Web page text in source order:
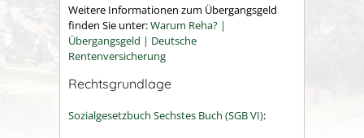
Weitere Informationen zum Übergangsgeld
finden Sie unter:Warum Reha? |
Übergangsgeld | Deutsche
Rentenversicherung
Rechtsgrundlage
Sozialgesetzbuch Sechstes Buch (SGB VI):